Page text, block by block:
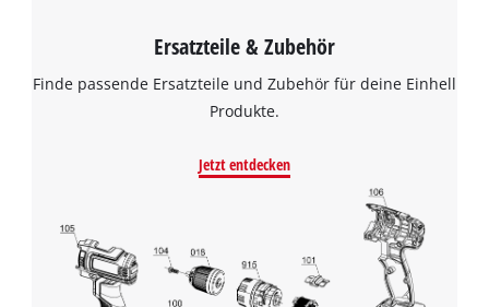
Ersatzteile & Zubehör
Finde passende Ersatzteile und Zubehör für deine Einhell
Produkte.
Jetzt entdecken